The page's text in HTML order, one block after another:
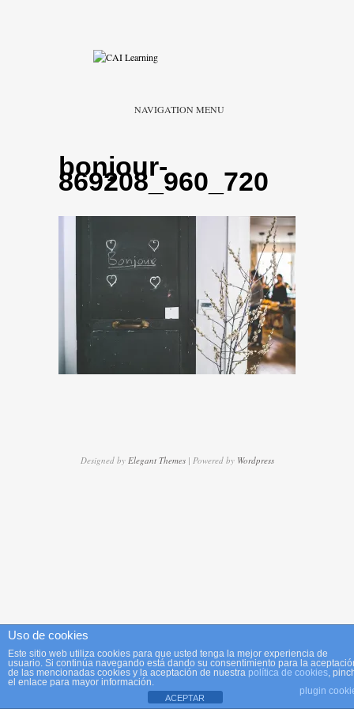
NAVIGATION MENU
bonjour-
869208_960_720
Designed by Elegant Themes| Powered by Wordpress
Uso de cookies
Este sitio web utiliza cookies para que usted tenga la mejor experiencia de
usuario. Si continúa navegando está dando su consentimiento para la
de las mencionadas cookies y la aceptación de nuestra política de cookies,
el enlace para mayor información.
plugin
ACEPTAR